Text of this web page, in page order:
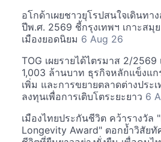
อโกด้าเผยชาวยุโรปสนใจเดินทา
ปีพ.ศ. 2569 ชี้กรุงเทพฯ เกาะส
เมืองยอดนิยม 6 Aug 26
TOG เผยรายได้ไตรมาส 2/2569
1,003 ล้านบาท ธุรกิจหลักแข็งแก
เพิ่ม และการขยายตลาดต่างประ
ลงทุนเพื่อการเติบโตระยะยาว 6
เมืองไทยประกันชีวิต คว้ารางวัล
Longevity Award" ตอกย้ำวิสัย